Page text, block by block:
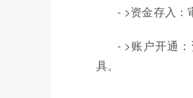
- >资金存入：
- >账户开通
具。